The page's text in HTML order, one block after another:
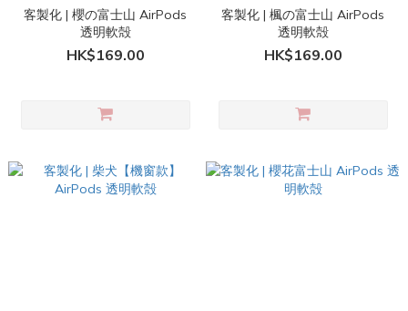
客製化 | 櫻の富士山 AirPods
透明軟殻
HK$169.00
客製化 | 楓の富士山 AirPods
透明軟殻
HK$169.00